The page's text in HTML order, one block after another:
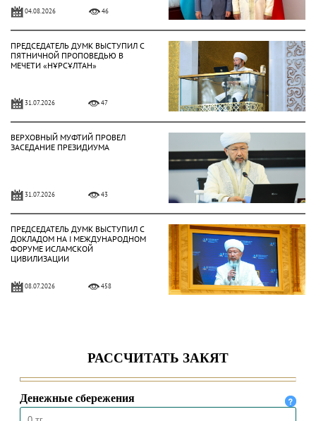
04.08.2026 46
ПРЕДСЕДАТЕЛЬ ДУМК ВЫСТУПИЛ С
ПЯТНИЧНОЙ ПРОПОВЕДЬЮ В
МЕЧЕТИ «НҰРСҰЛТАН»
31.07.2026 47
ВЕРХОВНЫЙ МУФТИЙ ПРОВЕЛ
ЗАСЕДАНИЕ ПРЕЗИДИУМА
31.07.2026 43
ПРЕДСЕДАТЕЛЬ ДУМК ВЫСТУПИЛ С
ДОКЛАДОМ НА І МЕЖДУНАРОДНОМ
ФОРУМЕ ИСЛАМСКОЙ
ЦИВИЛИЗАЦИИ
08.07.2026 458
06.07.2026 392
СООБЩЕНИЕ ДУМК